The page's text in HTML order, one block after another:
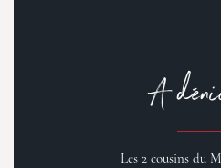
A
Les 2 cousins du